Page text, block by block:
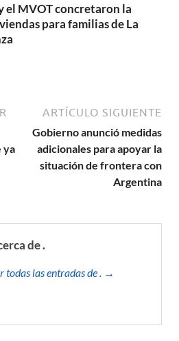
el MVOT concretaron la
para familias de La
ya
ARTÍCULO SIGUIENTE
Gobierno anunció medidas
adicionales para apoyar la
situación de frontera con
Argentina
de .
todas las entradas de . →